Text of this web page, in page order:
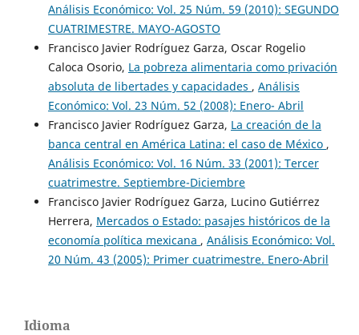
Análisis Económico: Vol. 25 Núm. 59 (2010): SEGUNDO
CUATRIMESTRE. MAYO-AGOSTO
Francisco Javier Rodríguez Garza, Oscar Rogelio
Caloca Osorio, La pobreza alimentaria como privación
absoluta de libertades y capacidades , Análisis
Económico: Vol. 23 Núm. 52 (2008): Enero- Abril
Francisco Javier Rodríguez Garza, La creación de la
banca central en América Latina: el caso de México ,
Análisis Económico: Vol. 16 Núm. 33 (2001): Tercer
cuatrimestre. Septiembre-Diciembre
Francisco Javier Rodríguez Garza, Lucino Gutiérrez
Herrera, Mercados o Estado: pasajes históricos de la
economía política mexicana , Análisis Económico: Vol.
20 Núm. 43 (2005): Primer cuatrimestre. Enero-Abril
Idioma